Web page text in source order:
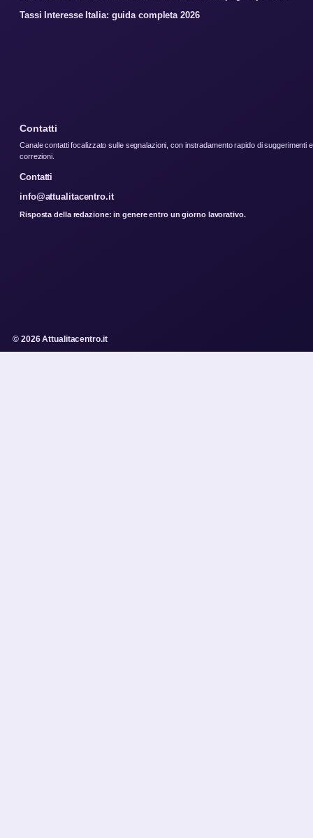
Tassi Interesse Italia: guida completa 2026
Contatti
Canale contatti focalizzato sulle segnalazioni, con instradamento rapido di suggerimenti e
correzioni.
Contatti
info@attualitacentro.it
Risposta della redazione: in genere entro un giorno lavorativo.
© 2026 Attualitacentro.it